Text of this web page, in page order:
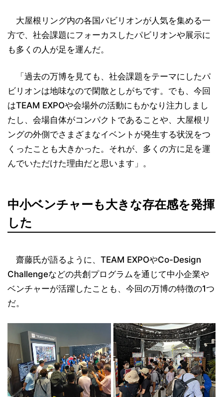
大屋根リング内の各国パビリオンが人気を集める一
方で、社会課題にフォーカスしたパビリオンや展示に
も多くの人が足を運んだ。
「過去の万博を見ても、社会課題をテーマにしたパ
ビリオンは地味なので閑散としがちです。でも、今回
はTEAM EXPOや会場外の活動にもかなり注力しまし
たし、会場自体がコンパクトであることや、大屋根リ
ングの外側でさまざまなイベントが発生する状況をつ
くったことも大きかった。それが、多くの方に足を運
んでいただけた理由だと思います」。
中小ベンチャーも大きな存在感を発揮
した
齋藤氏が語るように、TEAM EXPOやCo-Design
Challengeなどの共創プログラムを通じて中小企業や
ベンチャーが活躍したことも、今回の万博の特徴の1つ
だ。